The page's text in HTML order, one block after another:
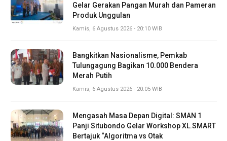
Gelar Gerakan Pangan Murah dan Pameran
Produk Unggulan
Kamis, 6 Agustus 2026 - 20:10 WIB
Bangkitkan Nasionalisme, Pemkab
Tulungagung Bagikan 10.000 Bendera
Merah Putih
Kamis, 6 Agustus 2026 - 20:05 WIB
Mengasah Masa Depan Digital: SMAN 1
Panji Situbondo Gelar Workshop XL.SMART
Bertajuk “Algoritma vs Otak